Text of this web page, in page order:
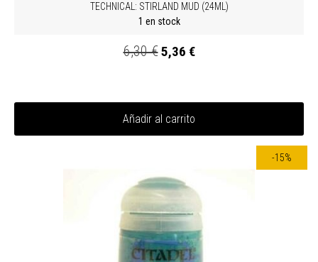
TECHNICAL: STIRLAND MUD (24ML)
1 en stock
6,30 €5,36 €
Añadir al carrito
-15%